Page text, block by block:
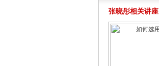
张晓彤相关讲座